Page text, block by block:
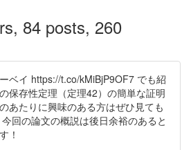
84 posts, 260
ベイ https://t.co/kMiBjP9OF7 でも紹
保存性定理（定理42）の簡単な証明
あたりに興味のある方はぜひ見ても
回の論文の概説は後日余裕のあると
！